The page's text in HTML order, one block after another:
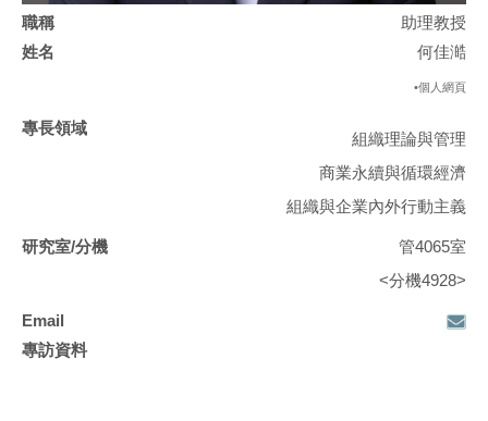
助理教授
何佳澔
•個人網頁
組織理論與管理
商業永續與循環經濟
組織與企業內外行動主義
管4065室
<分機4928>